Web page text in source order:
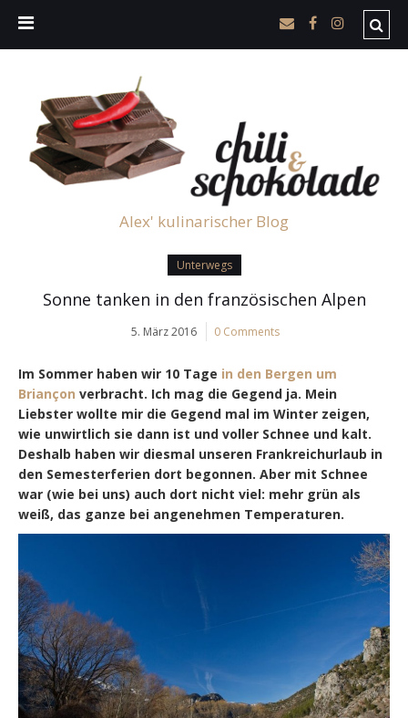
Alex' kulinarischer Blog
Unterwegs
Sonne tanken in den französischen Alpen
5. März 2016 0 Comments
Im Sommer haben wir 10 Tage in den Bergen um
Briançon verbracht. Ich mag die Gegend ja. Mein
Liebster wollte mir die Gegend mal im Winter zeigen,
wie unwirtlich sie dann ist und voller Schnee und kalt.
Deshalb haben wir diesmal unseren Frankreichurlaub in
den Semesterferien dort begonnen. Aber mit Schnee
war (wie bei uns) auch dort nicht viel: mehr grün als
weiß, das ganze bei angenehmen Temperaturen.